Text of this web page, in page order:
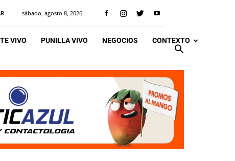
sábado, agosto 8, 2026
VIVO PUNILLA VIVO NEGOCIOS CONTEXTO